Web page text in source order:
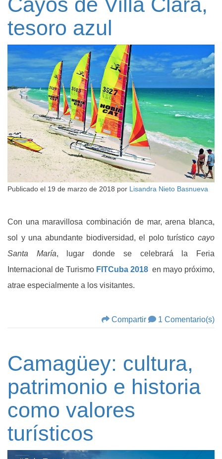
tesoro azul
Publicado el 19 de marzo de 2018 por Lisandra Nieto Basnueva
Con una maravillosa combinación de mar, arena blanca,
sol y una abundante biodiversidad, el polo turístico cayo
Santa María, lugar donde se celebrará la Feria
Internacional de Turismo FITCuba 2018 en mayo próximo,
atrae especialmente a los visitantes.
Compartir 1 Comentario(s)
Camagüey: cultura,
patrimonio e historia
como valores
turísticos